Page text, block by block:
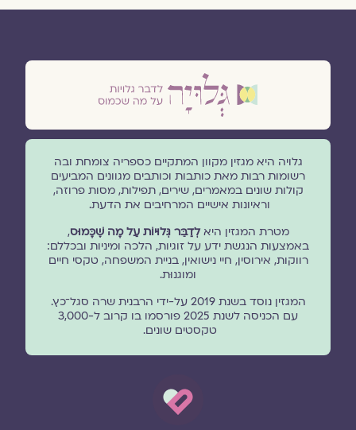
גלויה היא מגזין מקוון המתקיים כספריה צומחת ובה
רשומות רבות מאת כותבות וכותבים מגוונים המביעים
קולות שונים במאמרים, שירים, תפילות, מסות פרוזה,
וראיונות אישיים המרחיבים את הדעת.
מטרת המגזין היאלְדַבֵּר גְּלוּיוֹת עַל מָה שֶׁכָּמוּס,
באמצעות הנגשת ידע על זוגיות, הלכה ומיניות ובכללם:
רווקות, אירוסין, חיי נישואין, בניית המשפחה, טקסי חיים
ומוגנוּת.
המגזין נוסד בשנת 2019 על-ידי הרבנית שרה סגל־כץ.
עם הכניסה לשנת 2025 פורסמו בו קרוב ל-3,000
טקסטים שונים.